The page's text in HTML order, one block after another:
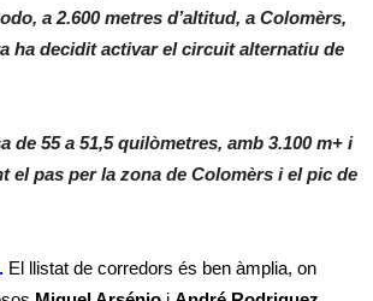
a 2.600 metres d’altitud, a Colomèrs,
ha decidit activar el circuit alternatiu de
de 55 a 51,5 quilòmetres, amb 3.100 m+ i
el pas per la zona de Colomèrs i el pic de
El llistat de corredors és ben àmplia, on